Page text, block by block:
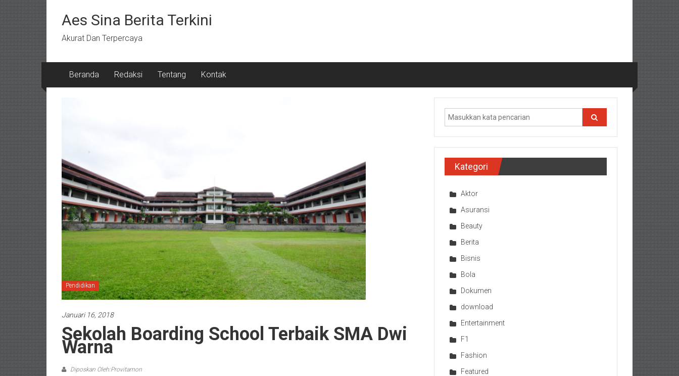
kontenAes Sina Berita Terkini
Akurat Dan Terpercaya
Beranda Redaksi Tentang Kontak
Pendidikan
Januari 16, 2018
Sekolah Boarding School Terbaik SMA Dwi
Warna
Diposkan Oleh:Provitamon
Kategori
Aktor
Asuransi
Beauty
Berita
Bisnis
Bola
Dokumen
download
Entertainment
F1
Fashion
Featured